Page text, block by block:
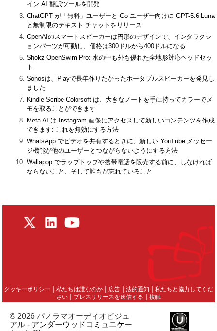
イン AI 翻訳ツールを開発
ChatGPT が「無料」ユーザーと Go ユーザー向けに GPT-5.6 Luna
と無制限のテキスト チャットをリリース
OpenAIのスマートスピーカーは円形のデザインで、インタラクシ
ョンパーツが可動し、価格は300ドルから400ドルになる
Shokz OpenSwim Pro: 水の中も外も優れた全地形対応ヘッドセッ
ト
Sonosは、Playで長年作りたかったポータブルスピーカーを発見し
ました
Kindle Scribe Colorsoft は、大きなノートを手に持ってカラーでメ
モを取ることができます
Meta AI は Instagram 画像にアクセスして新しいコンテンツを作成
できます: これを無効にする方法
WhatsApp でビデオを共有するときに、新しい YouTube メッセー
ジ機能が他のユーザーとつながらないようにする方法
Wallapop でラップトップや携帯電話を販売する前に、しなければ
ならないこと、そして誰もが忘れていること
クッキーポリシー | 私たちは誰なのか | 広告 | 法的通知 | 私たちと協力してくだ
さい | プレスリリースを送信する | 接触
© 2026 パノラマオーディオビジュ
アル - アンダーウッドコミュニケー